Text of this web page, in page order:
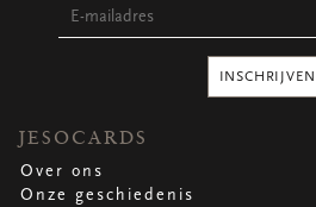
INSCHRIJVEN
JESOCARDS
Over ons
Onze geschiedenis